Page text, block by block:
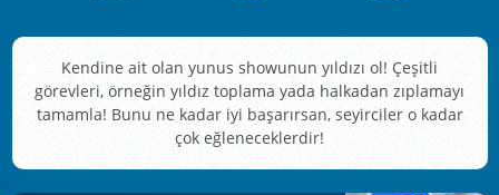
Kendine ait olan yunus showunun yıldızı ol! Çeşitli
görevleri, örneğin yıldız toplama yada halkadan zıplamayı
tamamla! Bunu ne kadar iyi başarırsan, seyirciler o kadar
çok eğleneceklerdir!